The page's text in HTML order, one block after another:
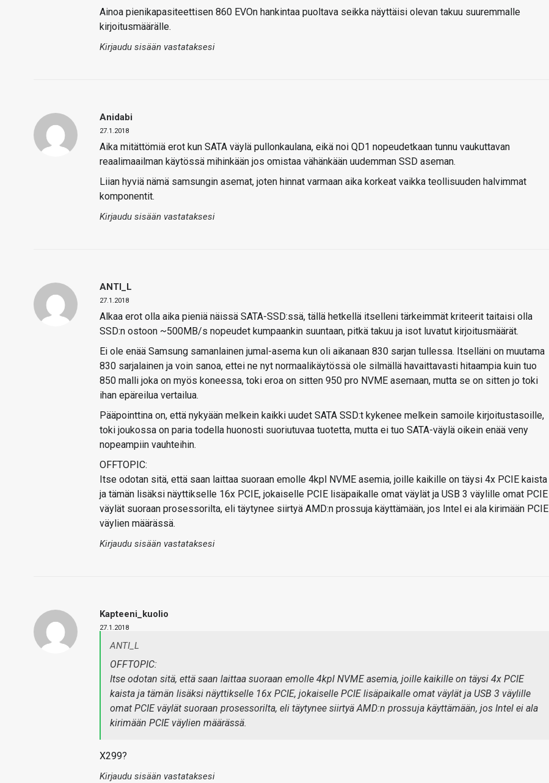
Ainoa pienikapasiteettisen 860 EVOn hankintaa puoltava seikka näyttäisi olevan takuu suuremmalle
kirjoitusmäärälle.
Kirjaudu sisään vastataksesi
Anidabi
27.1.2018
Aika mitättömiä erot kun SATA väylä pullonkaulana, eikä noi QD1 nopeudetkaan tunnu vaukuttavan
reaalimaailman käytössä mihinkään jos omistaa vähänkään uudemman SSD aseman.
Liian hyviä nämä samsungin asemat, joten hinnat varmaan aika korkeat vaikka teollisuuden halvimmat
komponentit.
Kirjaudu sisään vastataksesi
ANTI_L
27.1.2018
Alkaa erot olla aika pieniä näissä SATA-SSD:ssä, tällä hetkellä itselleni tärkeimmät kriteerit taitaisi olla
SSD:n ostoon ~500MB/s nopeudet kumpaankin suuntaan, pitkä takuu ja isot luvatut kirjoitusmäärät.
Ei ole enää Samsung samanlainen jumal-asema kun oli aikanaan 830 sarjan tullessa. Itselläni on muutama
830 sarjalainen ja voin sanoa, ettei ne nyt normaalikäytössä ole silmällä havaittavasti hitaampia kuin tuo
850 malli joka on myös koneessa, toki eroa on sitten 950 pro NVME asemaan, mutta se on sitten jo toki
ihan epäreilua vertailua.
Pääpointtina on, että nykyään melkein kaikki uudet SATA SSD:t kykenee melkein samoile kirjoitustasoille,
toki joukossa on paria todella huonosti suoriutuvaa tuotetta, mutta ei tuo SATA-väylä oikein enää veny
nopeampiin vauhteihin.
OFFTOPIC:
Itse odotan sitä, että saan laittaa suoraan emolle 4kpl NVME asemia, joille kaikille on täysi 4x PCIE kaista
ja tämän lisäksi näyttikselle 16x PCIE, jokaiselle PCIE lisäpaikalle omat väylät ja USB 3 väylille omat PCIE
väylät suoraan prosessorilta, eli täytynee siirtyä AMD:n prossuja käyttämään, jos Intel ei ala kirimään PCIE
väylien määrässä.
Kirjaudu sisään vastataksesi
Kapteeni_kuolio
27.1.2018
ANTI_L
OFFTOPIC:
Itse odotan sitä, että saan laittaa suoraan emolle 4kpl NVME asemia, joille kaikille on täysi 4x PCIE
kaista ja tämän lisäksi näyttikselle 16x PCIE, jokaiselle PCIE lisäpaikalle omat väylät ja USB 3 väylille
omat PCIE väylät suoraan prosessorilta, eli täytynee siirtyä AMD:n prossuja käyttämään, jos Intel ei ala
kirimään PCIE väylien määrässä.
X299?
Kirjaudu sisään vastataksesi